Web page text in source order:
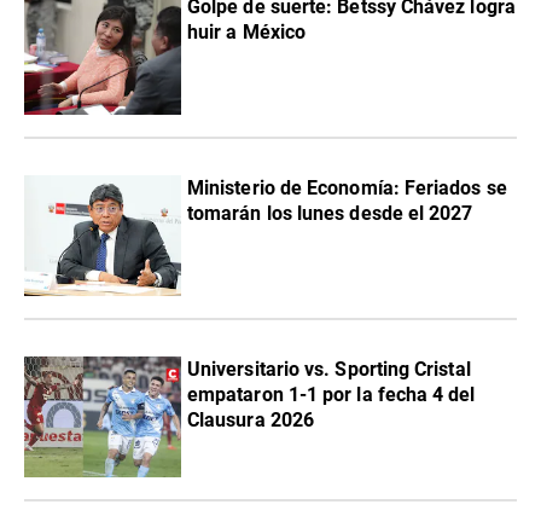
Golpe de suerte: Betssy Chávez logra
huir a México
Ministerio de Economía: Feriados se
tomarán los lunes desde el 2027
Universitario vs. Sporting Cristal
empataron 1-1 por la fecha 4 del
Clausura 2026